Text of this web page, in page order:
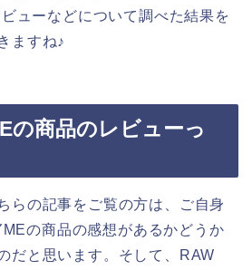
ューなどについて調べた結果を
ますね♪
の商品のレビューっ
らの記事をご覧の方は、ご自身
の商品の感想があるかどうか
だと思います。そして、RAW